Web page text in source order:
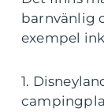
barnvänlig
exempel
1.